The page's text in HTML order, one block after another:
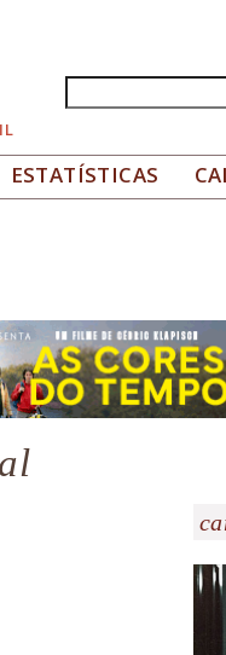
Formulário
ESTATÍSTICAS